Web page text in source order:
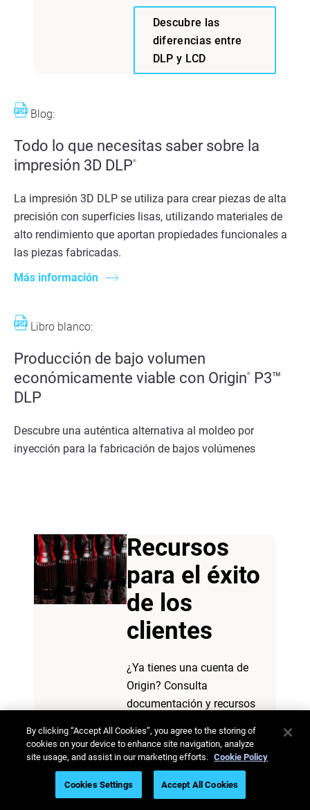
Blog:
Todo lo que necesitas saber sobre la
impresión 3D DLP®
La impresión 3D DLP se utiliza para crear piezas de alta
precisión con superficies lisas, utilizando materiales de
alto rendimiento que aportan propiedades funcionales a
las piezas fabricadas.
Más información
Libro blanco:
Producción de bajo volumen
económicamente viable con Origin®
P3™
DLP
Descubre una auténtica alternativa al moldeo por
inyección para la fabricación de bajos volúmenes
Descubre las
diferencias entre
DLP y LCD
Recursos
para el éxito
de los
clientes
¿Ya tienes una cuenta de
Origin? Consulta
documentación y recursos
web de Éxito del Cliente.
Ver recursos sobre
el éxito de los
By clicking “Accept All Cookies”, you agree to the storing of
cookies on your device to enhance site navigation, analyze
site usage, and assist in our marketing efforts. Cookie Policy
Cookies Settings Accept All Cookies